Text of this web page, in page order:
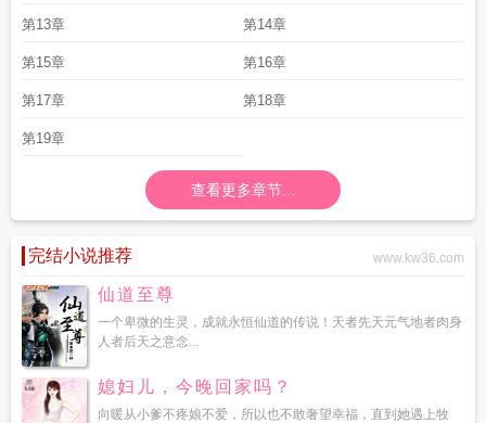
第13章 第14章
第15章 第16章
第17章 第18章
第19章
查看更多章节...
完结小说推荐 www.kw36.com
仙道至尊
一个卑微的生灵，成就永恒仙道的传说！天者先天元气地者肉身
人者后天之意念...
媳妇儿，今晚回家吗？
向暖从小爹不疼娘不爱，所以也不敢奢望幸福，直到她遇上牧